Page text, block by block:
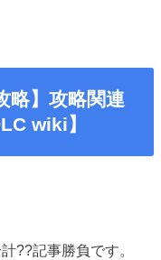
略】攻略関連
wiki】
??記事勝負です。